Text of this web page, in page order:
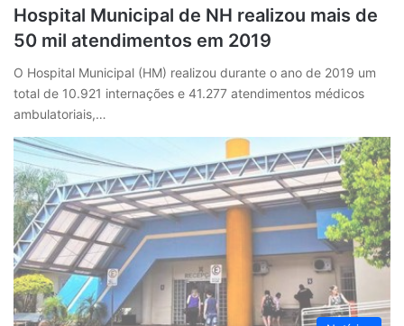
Hospital Municipal de NH realizou mais de
50 mil atendimentos em 2019
O Hospital Municipal (HM) realizou durante o ano de 2019 um
total de 10.921 internações e 41.277 atendimentos médicos
ambulatoriais,…